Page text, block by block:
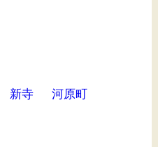
新寺 河原町